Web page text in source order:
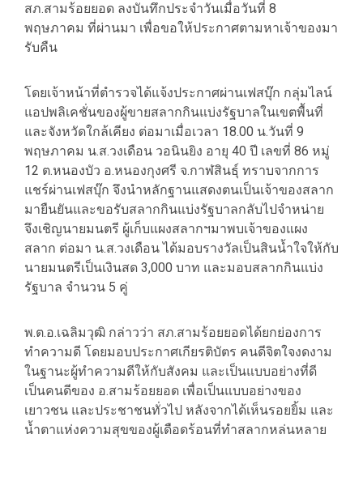
สภ.สามร้อยยอด ลงบันทึกประจำวันเมื่อวันที่ 8
พฤษภาคม ที่ผ่านมา เพื่อขอให้ประกาศตามหาเจ้าของมา
รับคืน
โดยเจ้าหน้าที่ตำรวจได้แจ้งประกาศผ่านเฟสบุ๊ก กลุ่มไลน์
แอปพลิเคชั่นของผู้ขายสลากกินแบ่งรัฐบาลในเขตพื้นที่
และจังหวัดใกล้เคียง ต่อมาเมื่อเวลา 18.00 น.วันที่ 9
พฤษภาคม น.ส.วงเดือน วอนินยิง อายุ 40 ปี เลขที่ 86 หมู่
12 ต.หนองบัว อ.หนองกุงศรี จ.กาฬสินธุ์ ทราบจากการ
แชร์ผ่านเฟสบุ๊ก จึงนำหลักฐานแสดงตนเป็นเจ้าของสลาก
มายืนยันและขอรับสลากกินแบ่งรัฐบาลกลับไปจำหน่าย
จึงเชิญนายมนตรี ผู้เก็บแผงสลากฯมาพบเจ้าของแผง
สลาก ต่อมา น.ส.วงเดือน ได้มอบรางวัลเป็นสินน้ำใจให้กับ
นายมนตรีเป็นเงินสด 3,000 บาท และมอบสลากกินแบ่ง
รัฐบาล จำนวน 5 คู่
พ.ต.อ.เฉลิมวุฒิ กล่าวว่า สภ.สามร้อยยอดได้ยกย่องการ
ทำความดี โดยมอบประกาศเกียรติบัตร คนดีจิตใจงดงาม
ในฐานะผู้ทำความดีให้กับสังคม และเป็นแบบอย่างที่ดี
เป็นคนดีของ อ.สามร้อยยอด เพื่อเป็นแบบอย่างของ
เยาวชน และประชาชนทั่วไป หลังจากได้เห็นรอยยิ้ม และ
น้ำตาแห่งความสุขของผู้เดือดร้อนที่ทำสลากหล่นหลาย